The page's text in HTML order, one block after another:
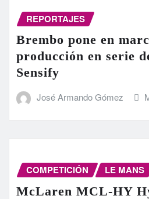
REPORTAJES
Brembo pone en
producción en serie
Sensify
José Armando Gómez
COMPETICIÓN LE MANS
McLaren MCL-HY